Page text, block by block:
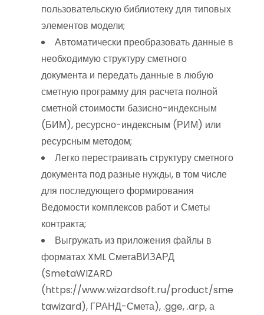
пользовательскую библиотеку для типовых
элементов модели;
Автоматически преобразовать данные в
необходимую структуру сметного
документа и передать данные в любую
сметную программу для расчета полной
сметной стоимости базисно-индексным
(БИМ), ресурсно-индексным (РИМ) или
ресурсным методом;
Легко перестраивать структуру сметного
документа под разные нужды, в том числе
для последующего формирования
Ведомости комплексов работ и Сметы
контракта;
Выгружать из приложения файлы в
форматах XML СметаВИЗАРД
(SmetaWIZARD
(https://www.wizardsoft.ru/product/sme
tawizard), ГРАНД-Смета), .gge, .arp, а